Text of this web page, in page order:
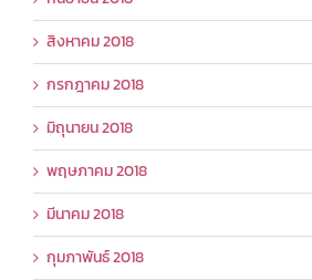
สิงหาคม 2018
กรกฎาคม 2018
มิถุนายน 2018
พฤษภาคม 2018
มีนาคม 2018
กุมภาพันธ์ 2018